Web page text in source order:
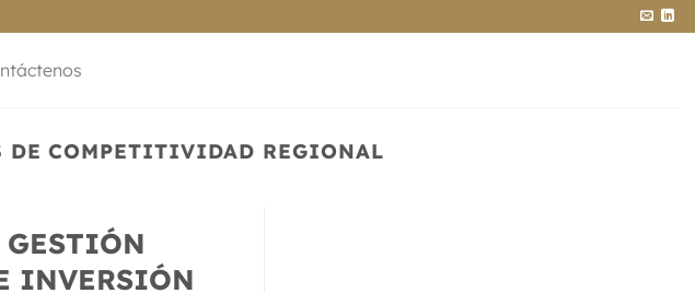
DE COMPETITIVIDAD REGIONAL
GESTIÓN
INVERSIÓN